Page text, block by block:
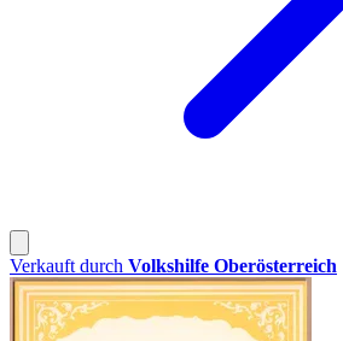
Verkauft durch Volkshilfe Oberösterreich